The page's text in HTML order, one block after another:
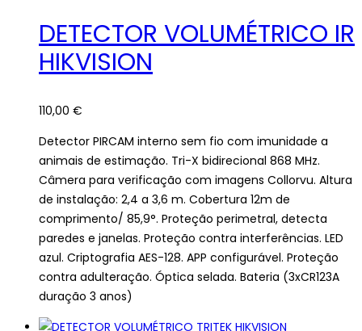
DETECTOR VOLUMÉTRICO IR
HIKVISION
110,00 €
Detector PIRCAM interno sem fio com imunidade a
animais de estimação. Tri-X bidirecional 868 MHz.
Câmera para verificação com imagens Collorvu. Altura
de instalação: 2,4 a 3,6 m. Cobertura 12m de
comprimento/ 85,9°. Proteção perimetral, detecta
paredes e janelas. Proteção contra interferências. LED
azul. Criptografia AES-128. APP configurável. Proteção
contra adulteração. Óptica selada. Bateria (3xCR123A
duração 3 anos)